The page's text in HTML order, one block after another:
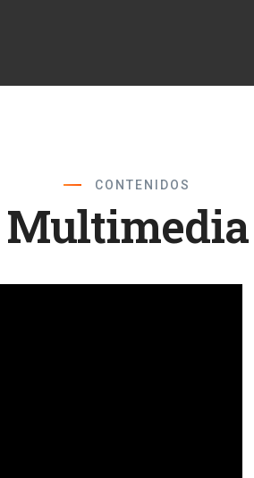
CONTENIDOS
Multimedia